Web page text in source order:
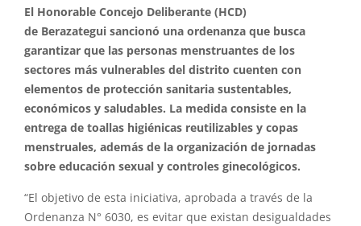
El Honorable Concejo Deliberante (HCD)
de Berazategui sancionó una ordenanza que busca
garantizar que las personas menstruantes de los
sectores más vulnerables del distrito cuenten con
elementos de protección sanitaria sustentables,
económicos y saludables. La medida consiste en la
entrega de toallas higiénicas reutilizables y copas
menstruales, además de la organización de jornadas
sobre educación sexual y controles ginecológicos.
“El objetivo de esta iniciativa, aprobada a través de la
Ordenanza N° 6030, es evitar que existan desigualdades